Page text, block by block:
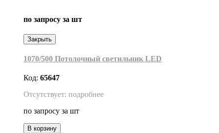
по запросу за шт
Закрыть
1070/500 Потолочный светильник LED
Код: 65647
Отсутствует: подробнее
по запросу за шт
В корзину